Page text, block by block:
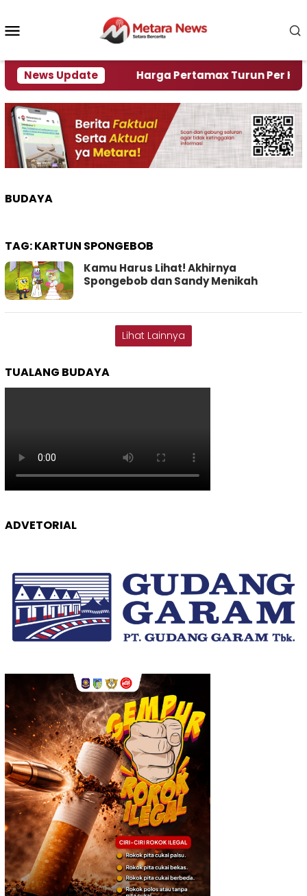
konten
News Update
Krisi Air Harga Pertamax Turun Per Hari Ini,
BUDAYA
TAG:KARTUN SPONGEBOB
Kamu Harus Lihat! Akhirnya
Spongebob dan Sandy Menikah
Lihat Lainnya
TUALANG BUDAYA
ADVETORIAL